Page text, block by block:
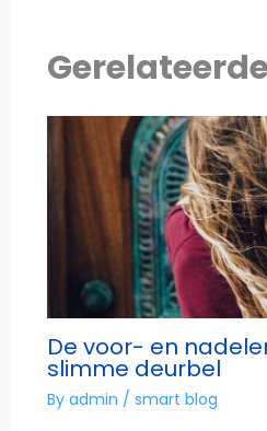
De voor- en
slimme deurbel
By admin / smart blog